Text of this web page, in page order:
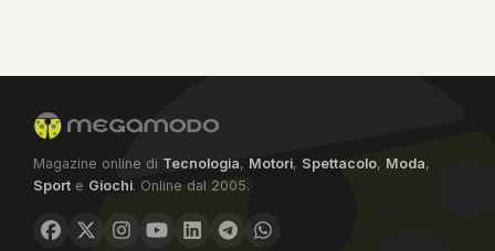
Magazine online di Tecnologia, Motori, Spettacolo, Moda,
Sport e Giochi. Online dal 2005.